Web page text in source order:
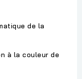
de la
à la couleur de